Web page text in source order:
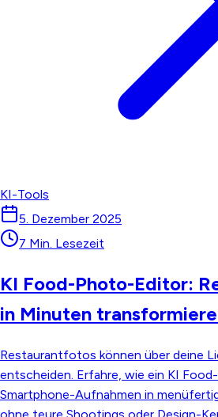
KI-Tools
5. Dezember 2025
7 Min. Lesezeit
KI Food-Photo-Editor:
in Minuten
Restaurantfotos können über deine
entscheiden. Erfahre, wie ein KI
Smartphone-Aufnahmen in
ohne teure Shootings oder Design-